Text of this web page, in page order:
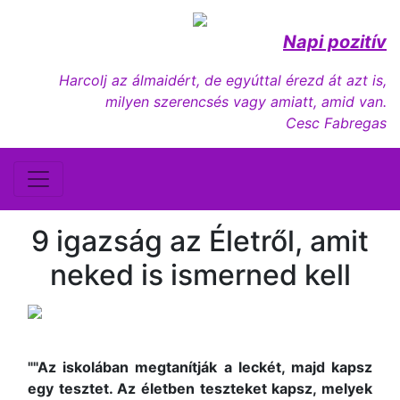
Napi pozitív
Harcolj az álmaidért, de egyúttal érezd át azt is,
milyen szerencsés vagy amiatt, amid van.
Cesc Fabregas
9 igazság az Életről, amit
neked is ismerned kell
""Az iskolában megtanítják a leckét, majd kapsz
egy tesztet. Az életben teszteket kapsz, melyek